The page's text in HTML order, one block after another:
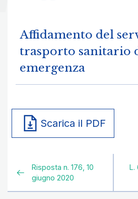
Affidamento del
trasporto sanitario
emergenza
Scarica il PDF
Risposta n. 176, 10
giugno 2020
L.